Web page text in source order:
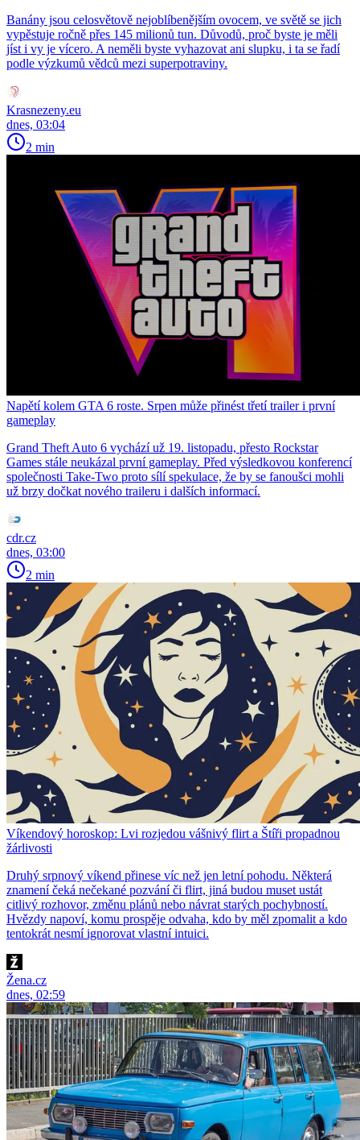
Banány jsou celosvětově nejoblíbenějším ovocem, ve světě se jich
vypěstuje ročně přes 145 milionů tun. Důvodů, proč byste je měli
jíst i vy je vícero. A neměli byste vyhazovat ani slupku, i ta se řadí
podle výzkumů vědců mezi superpotraviny.
Krasnezeny.eu
dnes, 03:04
2 min
Napětí kolem GTA 6 roste. Srpen může přinést třetí trailer i první
gameplay
Grand Theft Auto 6 vychází už 19. listopadu, přesto Rockstar
Games stále neukázal první gameplay. Před výsledkovou konferencí
společnosti Take-Two proto sílí spekulace, že by se fanoušci mohli
už brzy dočkat nového traileru i dalších informací.
cdr.cz
dnes, 03:00
2 min
Víkendový horoskop: Lvi rozjedou vášnivý flirt a Štíři propadnou
žárlivosti
Druhý srpnový víkend přinese víc než jen letní pohodu. Některá
znamení čeká nečekané pozvání či flirt, jiná budou muset ustát
citlivý rozhovor, změnu plánů nebo návrat starých pochybností.
Hvězdy napoví, komu prospěje odvaha, kdo by měl zpomalit a kdo
tentokrát nesmí ignorovat vlastní intuici.
Žena.cz
dnes, 02:59